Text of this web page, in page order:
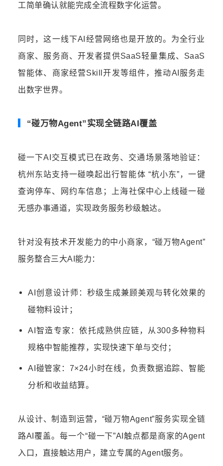
工简单确认就能完成全流程数字化运营。
同时，这一线下AI经营网络也是开放的。为全行业
商家、服务商、开发者提供SaaS轻量集成、SaaS
智能体、商家经营Skill开发等组件，推动AI服务走
出数字世界。
“碰万物Agent”实现全链路AI覆盖
碰一下AI交互模式已在政务、交通场景落地验证：
杭州东站支持一碰唤起出行智能体 “杭小东”，一键
查询停车、网约车信息；上海社保中心上线碰一碰
无感办事通道，实现政务服务秒级触达。
针对没有技术开发能力的中小商家，“碰万物Agent”
服务整合三大AI能力：
AI创意设计师：秒级生成兼顾美观与转化效果的
碰物料设计；
AI智造专家：依托成熟供应链，从300多种物料
规格中智能推荐，实现快速下单与交付；
AI碰管家：7×24小时在线，负责数据追踪、智能
分析和收益结算。
从设计、制造到运营，“碰万物Agent”服务实现全链
路AI覆盖。每一个“碰一下”AI触点都是商家的Agent
入口，直接触达用户，建立专属的Agent服务。